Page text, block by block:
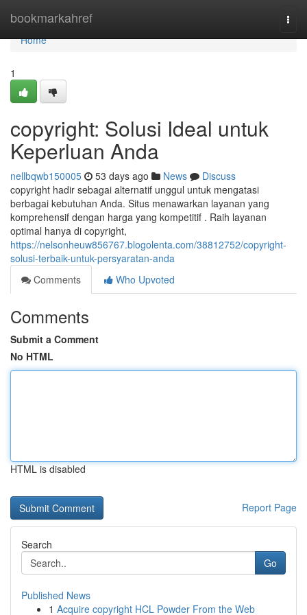
bookmarkahref
Home
Home
1
copyright: Solusi Ideal untuk
Keperluan Anda
nellbqwb150005 53 days ago News
Discuss
copyright hadir sebagai alternatif unggul untuk mengatasi
berbagai kebutuhan Anda. Situs menawarkan layanan yang
komprehensif dengan harga yang kompetitif . Raih layanan
optimal hanya di copyright,
https://nelsonheuw856767.blogolenta.com/38812752/copyright-
solusi-terbaik-untuk-persyaratan-anda
Comments
Who Upvoted
Comments
Submit a Comment
No HTML
HTML is disabled
Report Page
Search
Go
Published News
1 Acquire copyright HCL Powder From the Web